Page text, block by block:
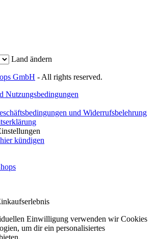
Land ändern
GmbH - All rights reserved.
Nutzungsbedingungen
und Widerrufsbelehrung
kündigen
Einwilligung verwenden wir Cookies
um dir ein personalisiertes